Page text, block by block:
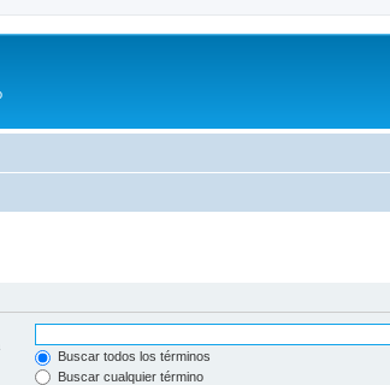
Buscar todos los términos
Buscar cualquier término